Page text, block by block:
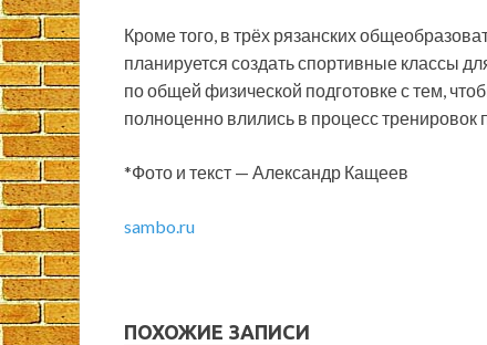
Кроме того, в трёх рязанских
планируется создать спортивные классы
по общей физической подготовке с тем,
полноценно влились в процесс
*Фото и текст — Александр Кащеев
sambo.ru
ПОХОЖИЕ ЗАПИСИ